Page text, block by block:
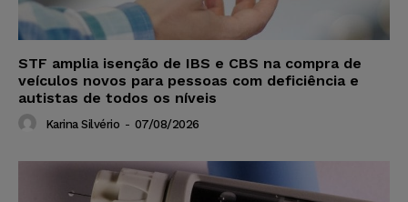
STF amplia isenção de IBS e CBS na compra de
veículos novos para pessoas com deficiência e
autistas de todos os níveis
Karina Silvério - 07/08/2026